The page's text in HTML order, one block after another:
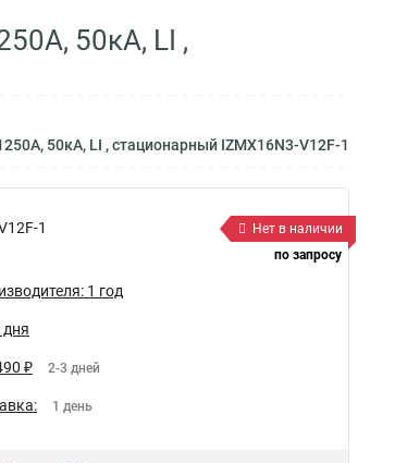
50кА, LI ,
50кА, LI , стационарный IZMX16N3-V12F-1
1
Нет в наличии
по запросу
1 год
₽ 2-3 дней
1 день